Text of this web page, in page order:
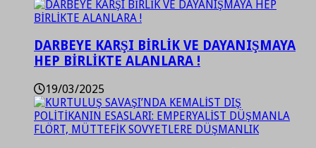
DARBEYE KARŞI BİRLİK VE DAYANIŞMAYA
HEP BİRLİKTE ALANLARA !
19/03/2025